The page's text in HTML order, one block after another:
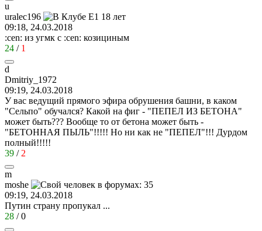
u
uralec196
09:18, 24.03.2018
:cen: из угмк с :cen: козициным
24 / 1
d
Dmitriy_1972
09:19, 24.03.2018
У вас ведущий прямого эфира обрушения башни, в каком
"Сельпо" обучался? Какой на фиг - "ПЕПЕЛ ИЗ БЕТОНА"
может быть??? Вообще то от бетона может быть -
"БЕТОННАЯ ПЫЛЬ"!!!!! Но ни как не "ПЕПЕЛ"!!! Дурдом
полный!!!!!
39 / 2
m
moshe
09:19, 24.03.2018
Путин страну пропукал ...
28 /0